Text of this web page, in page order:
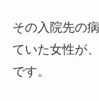
その入院先の
ていた女性が
です。